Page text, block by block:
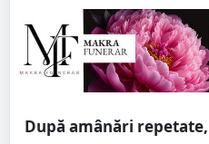
După amânări